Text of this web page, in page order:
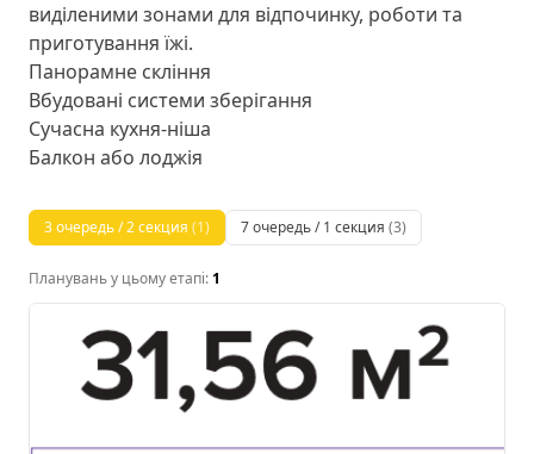
виділеними зонами для відпочинку, роботи та
приготування їжі.
Панорамне скління
Вбудовані системи зберігання
Сучасна кухня-ніша
Балкон або лоджія
3 очередь / 2 секция (1) 7 очередь / 1 секция (3)
Планувань у цьому етапі:1